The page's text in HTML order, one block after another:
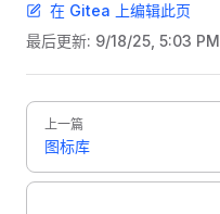
在 Gitea 上编辑此页
最后更新: 9/18/25, 5:03 PM
Pager
上一篇
图标库